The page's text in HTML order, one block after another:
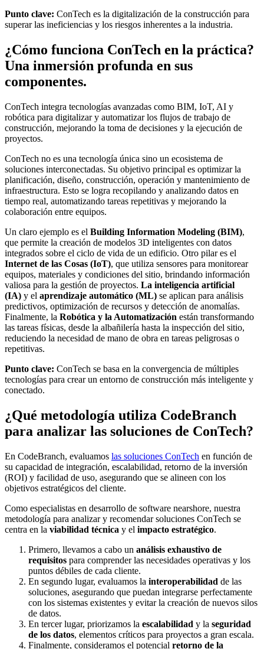
Punto clave: ConTech es la digitalización de la construcción para
superar las ineficiencias y los riesgos inherentes a la industria.
¿Cómo funciona ConTech en la práctica?
Una inmersión profunda en sus
componentes.
ConTech integra tecnologías avanzadas como BIM, IoT, AI y
robótica para digitalizar y automatizar los flujos de trabajo de
construcción, mejorando la toma de decisiones y la ejecución de
proyectos.
ConTech no es una tecnología única sino un ecosistema de
soluciones interconectadas. Su objetivo principal es optimizar la
planificación, diseño, construcción, operación y mantenimiento de
infraestructura. Esto se logra recopilando y analizando datos en
tiempo real, automatizando tareas repetitivas y mejorando la
colaboración entre equipos.
Un claro ejemplo es el Building Information Modeling (BIM),
que permite la creación de modelos 3D inteligentes con datos
integrados sobre el ciclo de vida de un edificio. Otro pilar es el
Internet de las Cosas (IoT), que utiliza sensores para monitorear
equipos, materiales y condiciones del sitio, brindando información
valiosa para la gestión de proyectos. La inteligencia artificial
(IA) y el aprendizaje automático (ML) se aplican para análisis
predictivos, optimización de recursos y detección de anomalías.
Finalmente, la Robótica y la Automatización están transformando
las tareas físicas, desde la albañilería hasta la inspección del sitio,
reduciendo la necesidad de mano de obra en tareas peligrosas o
repetitivas.
Punto clave: ConTech se basa en la convergencia de múltiples
tecnologías para crear un entorno de construcción más inteligente y
conectado.
¿Qué metodología utiliza CodeBranch
para analizar las soluciones de ConTech?
En CodeBranch, evaluamos las soluciones ConTech en función de
su capacidad de integración, escalabilidad, retorno de la inversión
(ROI) y facilidad de uso, asegurando que se alineen con los
objetivos estratégicos del cliente.
Como especialistas en desarrollo de software nearshore, nuestra
metodología para analizar y recomendar soluciones ConTech se
centra en la viabilidad técnica y el impacto estratégico.
Primero, llevamos a cabo un análisis exhaustivo de
requisitos para comprender las necesidades operativas y los
puntos débiles de cada cliente.
En segundo lugar, evaluamos la interoperabilidad de las
soluciones, asegurando que puedan integrarse perfectamente
con los sistemas existentes y evitar la creación de nuevos silos
de datos.
En tercer lugar, priorizamos la escalabilidad y la seguridad
de los datos, elementos críticos para proyectos a gran escala.
Finalmente, consideramos el potencial retorno de la